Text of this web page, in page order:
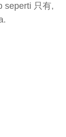
seperti 只有,